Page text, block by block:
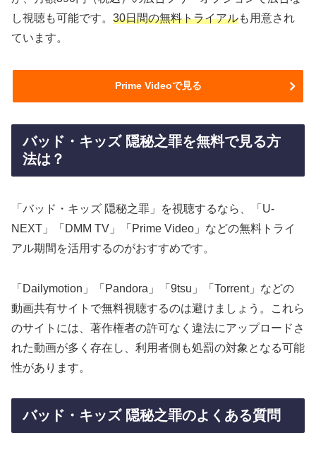
し視聴も可能です。 30日間の無料トライアルも用意され
ています。
Prime Videoで見る
バッド・キッズ 隠秘之罪を無料で見る方
法は？
「バッド・キッズ 隠秘之罪」を視聴するなら、「U-
NEXT」「DMM TV」「Prime Video」などの無料トライ
アル期間を活用するのがおすすめです。
「Dailymotion」「Pandora」「9tsu」「Torrent」などの
動画共有サイトで無料視聴するのは避けましょう。これら
のサイトには、著作権者の許可なく違法にアップロードさ
れた動画が多く存在し、利用者側も処罰の対象となる可能
性があります。
バッド・キッズ 隠秘之罪のよくある質問